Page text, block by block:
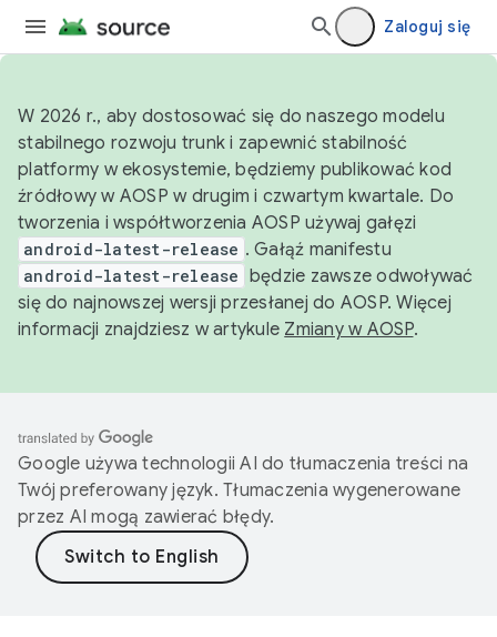
Zaloguj się
W 2026 r., aby dostosować się do naszego modelu
stabilnego rozwoju trunk i zapewnić stabilność
platformy w ekosystemie, będziemy publikować kod
źródłowy w AOSP w drugim i czwartym kwartale. Do
tworzenia i współtworzenia AOSP używaj gałęzi
android-latest-release . Gałąź manifestu
android-latest-release będzie zawsze odwoływać
się do najnowszej wersji przesłanej do AOSP. Więcej
informacji znajdziesz w artykule Zmiany w AOSP.
Google używa technologii AI do tłumaczenia treści na
Twój preferowany język. Tłumaczenia wygenerowane
przez AI mogą zawierać błędy.